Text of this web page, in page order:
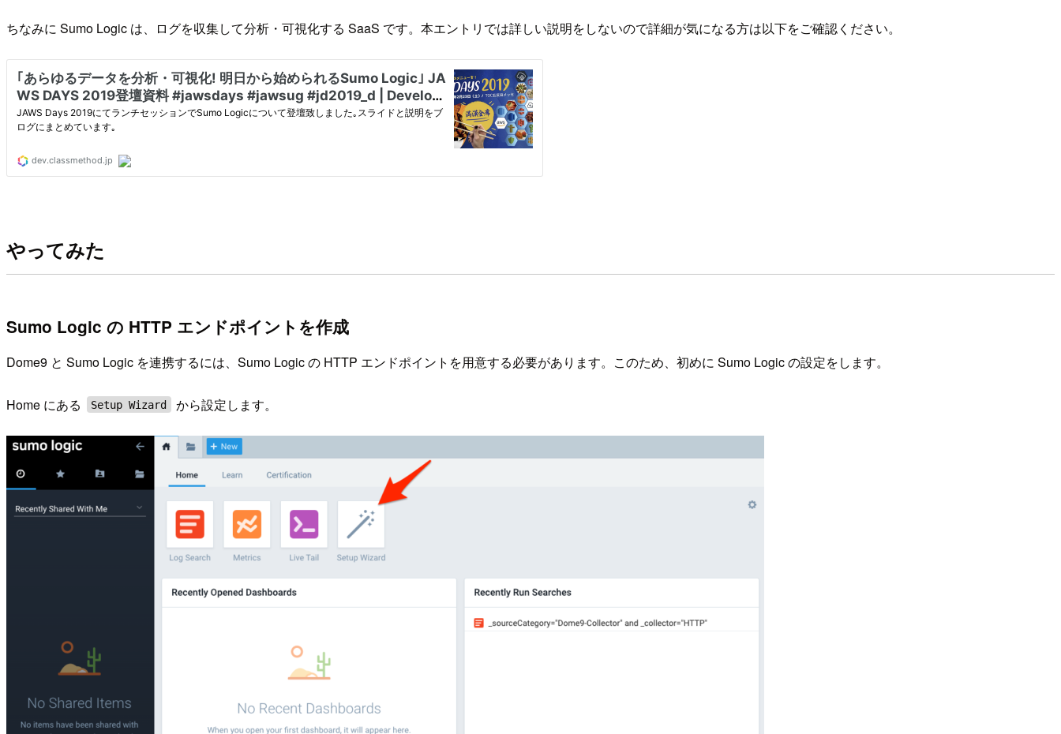
ちなみに Sumo Logic は、ログを収集して分析・可視化する SaaS です。本エントリでは詳しい説明をしないので詳細が気になる方は以下をご確認ください。
やってみた
Sumo Logic の HTTP エンドポイントを作成
Dome9 と Sumo Logic を連携するには、Sumo Logic の HTTP エンドポイントを用意する必要があります。このため、初めに Sumo Logic の設定をします。
Home にある Setup Wizard から設定します。